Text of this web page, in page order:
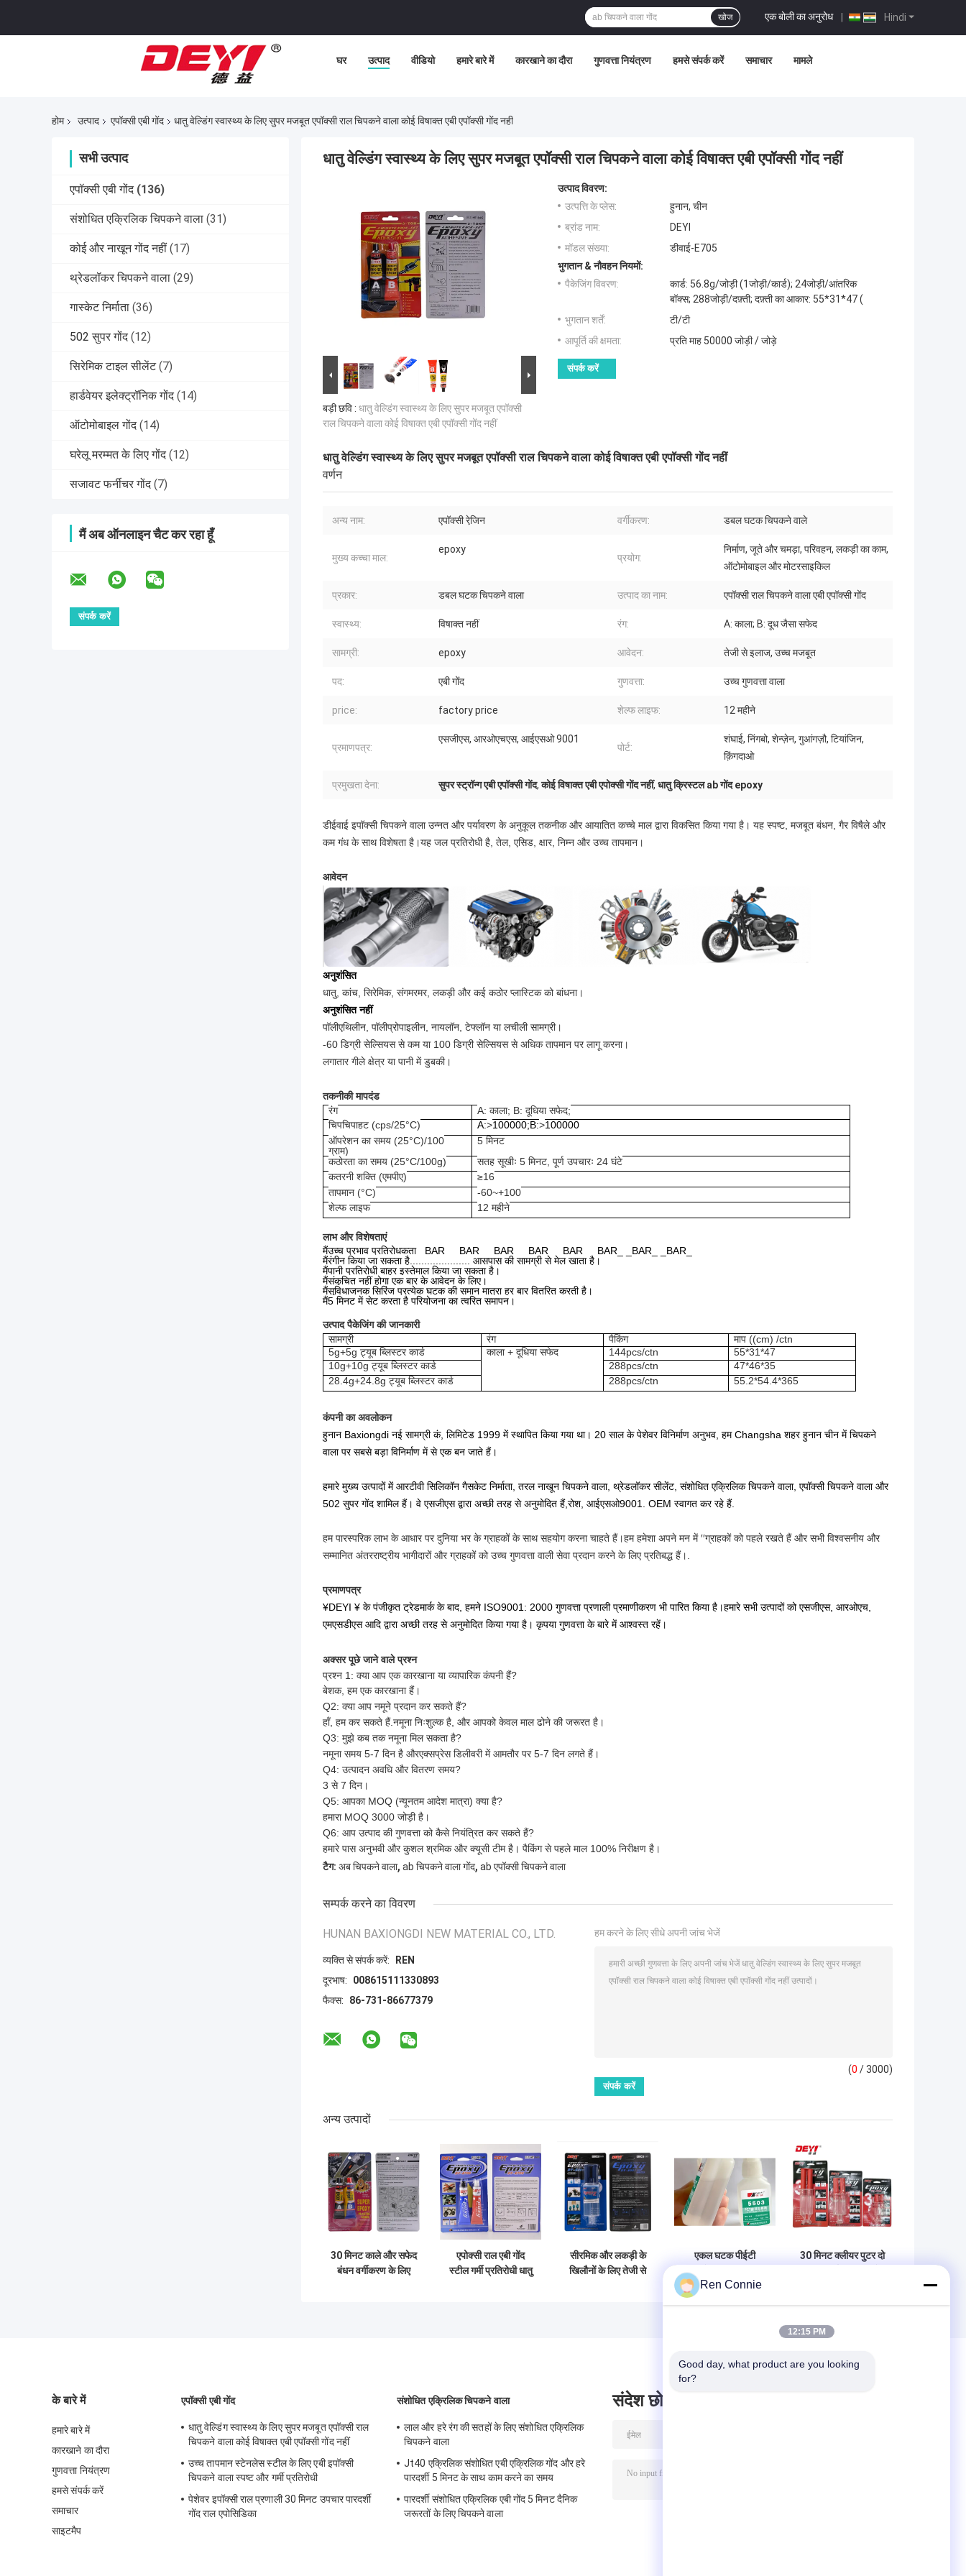
Hindi
एक बोली का अनुरोध |
खोज
घर उत्पाद वीडियो हमारे बारे में कारखाने का दौरा गुणवत्ता नियंत्रण हमसे संपर्क करें समाचार मामले
होम उत्पाद एपॉक्सी एबी गोंद धातु वेल्डिंग स्वास्थ्य के लिए सुपर मजबूत एपॉक्सी राल चिपकने वाला कोई विषाक्त एबी एपॉक्सी गोंद नहीं
सभी उत्पाद
एपॉक्सी एबी गोंद (136)
संशोधित एक्रिलिक चिपकने वाला (31)
कोई और नाखून गोंद नहीं (17)
थ्रेडलॉकर चिपकने वाला (29)
गास्केट निर्माता (36)
502 सुपर गोंद (12)
सिरेमिक टाइल सीलेंट (7)
हार्डवेयर इलेक्ट्रॉनिक गोंद (14)
ऑटोमोबाइल गोंद (14)
घरेलू मरम्मत के लिए गोंद (12)
सजावट फर्नीचर गोंद (7)
मैं अब ऑनलाइन चैट कर रहा हूँ
धातु वेल्डिंग स्वास्थ्य के लिए सुपर मजबूत एपॉक्सी राल चिपकने वाला कोई विषाक्त एबी एपॉक्सी गोंद नहीं
बड़ी छवि : धातु वेल्डिंग स्वास्थ्य के लिए सुपर मजबूत एपॉक्सी
राल चिपकने वाला कोई विषाक्त एबी एपॉक्सी गोंद नहीं
उत्पाद विवरण:
उत्पत्ति के प्लेस:
हुनान, चीन
ब्रांड नाम:
DEYI
मॉडल संख्या:
डीवाई-E705
भुगतान & नौवहन नियमों:
पैकेजिंग विवरण:
कार्ड: 56.8g/जोड़ी (1जोड़ी/कार्ड); 24जोड़ी/आंतरिक
बॉक्स; 288जोड़ी/दफ़्ती; दफ़्ती का आकार: 55*31*47 (
भुगतान शर्तें:
टी/टी
आपूर्ति की क्षमता:
प्रति माह 50000 जोड़ी / जोड़े
संपर्क करें
धातु वेल्डिंग स्वास्थ्य के लिए सुपर मजबूत एपॉक्सी राल चिपकने वाला कोई विषाक्त एबी एपॉक्सी गोंद नहीं
वर्णन
अन्य नाम: एपॉक्सी रेजि़न वर्गीकरण: डबल घटक चिपकने वाले
मुख्य कच्चा माल:
epoxy
प्रयोग:
निर्माण, जूते और चमड़ा, परिवहन, लकड़ी का काम,
ऑटोमोबाइल और मोटरसाइकिल
प्रकार: डबल घटक चिपकने वाला उत्पाद का नाम: एपॉक्सी राल चिपकने वाला एबी एपॉक्सी गोंद
स्वास्थ्य: विषाक्त नहीं रंग: A: काला; B: दूध जैसा सफेद
सामग्री: epoxy आवेदन: तेजी से इलाज, उच्च मजबूत
पद: एबी गोंद गुणवत्ता: उच्च गुणवत्ता वाला
price: factory price शेल्फ लाइफ: 12 महीने
प्रमाणपत्र:
एसजीएस, आरओएचएस, आईएसओ 9001
पोर्ट:
शंघाई, निंगबो, शेन्ज़ेन, गुआंगज़ौ, टियांजिन,
क़िंगदाओ
प्रमुखता देना: सुपर स्ट्रॉन्ग एबी एपॉक्सी गोंद,कोई विषाक्त एबी एपोक्सी गोंद नहीं, धातु क्रिस्टल ab गोंद epoxy
डीईवाई इपॉक्सी चिपकने वाला उन्नत और पर्यावरण के अनुकूल तकनीक और आयातित कच्चे माल द्वारा विकसित किया गया है। यह स्पष्ट, मजबूत बंधन, गैर विषैले और
कम गंध के साथ विशेषता है।यह जल प्रतिरोधी है, तेल, एसिड, क्षार, निम्न और उच्च तापमान।
आवेदन
अनुशंसित
धातु, कांच, सिरेमिक, संगमरमर, लकड़ी और कई कठोर प्लास्टिक को बांधना।
अनुशंसित नहीं
पॉलीएथिलीन, पॉलीप्रोपाइलीन, नायलॉन, टेफ्लॉन या लचीली सामग्री।
-60 डिग्री सेल्सियस से कम या 100 डिग्री सेल्सियस से अधिक तापमान पर लागू करना।
लगातार गीले क्षेत्र या पानी में डुबकी।
तकनीकी मापदंड
रंग
A: काला; B: दूधिया सफेद;
चिपचिपाहट (cps/25°C)
A:>100000;B:>100000
ऑपरेशन का समय (25°C)/100
ग्राम)
5 मिनट
कठोरता का समय (25°C/100g)
सतह सूखीः 5 मिनट, पूर्ण उपचारः 24 घंटे
कतरनी शक्ति (एमपीए)
≥16
तापमान (°C)
-60~+100
शेल्फ लाइफ
12 महीने
लाभ और विशेषताएं
मैंउच्च प्रभाव प्रतिरोधकता _BAR_ _BAR_ _BAR_ _BAR_ _BAR_ _BAR_ _BAR_ _BAR_
मैंरंगीन किया जा सकता है..................... आसपास की सामग्री से मेल खाता है।
मैंपानी प्रतिरोधी बाहर इस्तेमाल किया जा सकता है।
मैंसंकुचित नहीं होगा एक बार के आवेदन के लिए।
मैंसुविधाजनक सिरिंज प्रत्येक घटक की समान मात्रा हर बार वितरित करती है।
मैं5 मिनट में सेट करता है परियोजना का त्वरित समापन।
उत्पाद पैकेजिंग की जानकारी
सामग्री
रंग पैकिंग
माप ((cm) /ctn
5g+5g ट्यूब ब्लिस्टर कार्ड
काला + दूधिया सफेद 144pcs/ctn
55*31*47
10g+10g ट्यूब ब्लिस्टर कार्ड
288pcs/ctn
47*46*35
28.4g+24.8g ट्यूब ब्लिस्टर कार्ड
288pcs/ctn 55.2*54.4*365
कंपनी का अवलोकन
हुनान Baxiongdi नई सामग्री कं, लिमिटेड 1999 में स्थापित किया गया था। 20 साल के पेशेवर विनिर्माण अनुभव, हम Changsha शहर हुनान चीन में चिपकने
वाला पर सबसे बड़ा विनिर्माण में से एक बन जाते हैं।
हमारे मुख्य उत्पादों में आरटीवी सिलिकॉन गैसकेट निर्माता, तरल नाखून चिपकने वाला, थ्रेडलॉकर सीलेंट, संशोधित एक्रिलिक चिपकने वाला, एपॉक्सी चिपकने वाला और
502 सुपर गोंद शामिल हैं। वे एसजीएस द्वारा अच्छी तरह से अनुमोदित हैं,रोश, आईएसओ9001. OEM स्वागत कर रहे हैं.
हम पारस्परिक लाभ के आधार पर दुनिया भर के ग्राहकों के साथ सहयोग करना चाहते हैं।हम हमेशा अपने मन में ′′ग्राहकों को पहले रखते हैं और सभी विश्वसनीय और
सम्मानित अंतरराष्ट्रीय भागीदारों और ग्राहकों को उच्च गुणवत्ता वाली सेवा प्रदान करने के लिए प्रतिबद्ध हैं।.
प्रमाणपत्र
¥DEYI ¥ के पंजीकृत ट्रेडमार्क के बाद, हमने ISO9001: 2000 गुणवत्ता प्रणाली प्रमाणीकरण भी पारित किया है।हमारे सभी उत्पादों को एसजीएस, आरओएच,
एमएसडीएस आदि द्वारा अच्छी तरह से अनुमोदित किया गया है। कृपया गुणवत्ता के बारे में आश्वस्त रहें।
अक्सर पूछे जाने वाले प्रश्न
प्रश्न 1: क्या आप एक कारखाना या व्यापारिक कंपनी हैं?
बेशक, हम एक कारखाना हैं।
Q2: क्या आप नमूने प्रदान कर सकते हैं?
हाँ, हम कर सकते हैं.नमूना निःशुल्क है, और आपको केवल माल ढोने की जरूरत है।
Q3: मुझे कब तक नमूना मिल सकता है?
नमूना समय 5-7 दिन है औरएक्सप्रेस डिलीवरी में आमतौर पर 5-7 दिन लगते हैं।
Q4: उत्पादन अवधि और वितरण समय?
3 से 7 दिन।
Q5: आपका MOQ (न्यूनतम आदेश मात्रा) क्या है?
हमारा MOQ 3000 जोड़ी है।
Q6: आप उत्पाद की गुणवत्ता को कैसे नियंत्रित कर सकते हैं?
हमारे पास अनुभवी और कुशल श्रमिक और क्यूसी टीम है। पैकिंग से पहले माल 100% निरीक्षण है।
टैग: अब चिपकने वाला, ab चिपकने वाला गोंद, ab एपॉक्सी चिपकने वाला
सम्पर्क करने का विवरण
HUNAN BAXIONGDI NEW MATERIAL CO., LTD.
व्यक्ति से संपर्क करें:
REN
दूरभाष:
008615111330893
फैक्स:
86-731-86677379
हम करने के लिए सीधे अपनी जांच भेजें
(0 / 3000)
अन्य उत्पादों
30 मिनट काले और सफेद
बंधन वर्गीकरण के लिए
एपोक्सी राल एबी गोंद
स्टील गर्मी प्रतिरोधी धातु
सीरमिक और लकड़ी के
खिलौनों के लिए तेजी से
एकल घटक पीईटी
चिपकने वाला एबी इपॉक्सी
गोंद 60-120 सीपीएस
चिपचिपाहट 3-10 एस
30 मिनट क्लीयर पुटर दो
के बारे में
हमारे बारे में
कारखाने का दौरा
गुणवत्ता नियंत्रण
हमसे संपर्क करें
समाचार
साइटमैप
एपॉक्सी एबी गोंद
धातु वेल्डिंग स्वास्थ्य के लिए सुपर मजबूत एपॉक्सी राल
चिपकने वाला कोई विषाक्त एबी एपॉक्सी गोंद नहीं
उच्च तापमान स्टेनलेस स्टील के लिए एबी इपॉक्सी
चिपकने वाला स्पष्ट और गर्मी प्रतिरोधी
पेशेवर इपॉक्सी राल प्रणाली 30 मिनट उपचार पारदर्शी
गोंद राल एपोसिडिका
संशोधित एक्रिलिक चिपकने वाला
लाल और हरे रंग की सतहों के लिए संशोधित एक्रिलिक
चिपकने वाला
Jt40 एक्रिलिक संशोधित एबी एक्रिलिक गोंद और हरे
पारदर्शी 5 मिनट के साथ काम करने का समय
पारदर्शी संशोधित एक्रिलिक एबी गोंद 5 मिनट दैनिक
जरूरतों के लिए चिपकने वाला
संदेश छोड़ दो
Ren Connie
12:15 PM
Good day, what product are you looking
for?